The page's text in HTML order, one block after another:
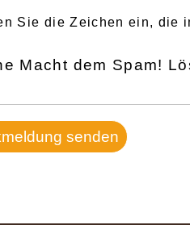
Sie die Zeichen ein, die
Macht dem Spam!